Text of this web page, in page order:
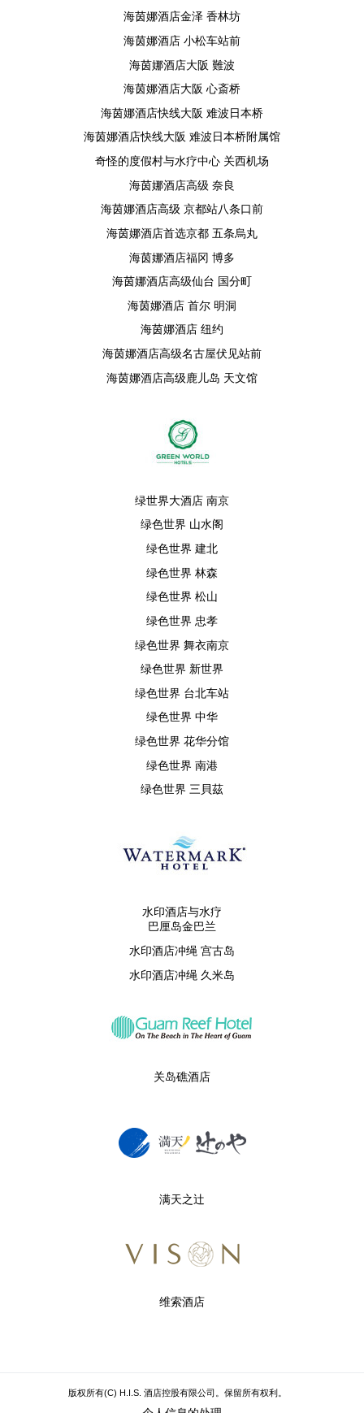
海茵娜酒店金泽 香林坊
海茵娜酒店 小松车站前
海茵娜酒店大阪 難波
海茵娜酒店大阪 心斎桥
海茵娜酒店快线大阪 难波日本桥
海茵娜酒店快线大阪 难波日本桥附属馆
奇怪的度假村与水疗中心 关西机场
海茵娜酒店高级 奈良
海茵娜酒店高级 京都站八条口前
海茵娜酒店首选京都 五条烏丸
海茵娜酒店福冈 博多
海茵娜酒店高级仙台 国分町
海茵娜酒店 首尔 明洞
海茵娜酒店 纽约
海茵娜酒店高级名古屋伏见站前
海茵娜酒店高级鹿儿岛 天文馆
绿世界大酒店 南京
绿色世界 山水阁
绿色世界 建北
绿色世界 林森
绿色世界 松山
绿色世界 忠孝
绿色世界 舞衣南京
绿色世界 新世界
绿色世界 台北车站
绿色世界 中华
绿色世界 花华分馆
绿色世界 南港
绿色世界 三貝茲
水印酒店与水疗
巴厘岛金巴兰
水印酒店冲绳 宫古岛
水印酒店冲绳 久米岛
关岛礁酒店
满天之辻
维索酒店
版权所有(C) H.I.S. 酒店控股有限公司。保留所有权利。